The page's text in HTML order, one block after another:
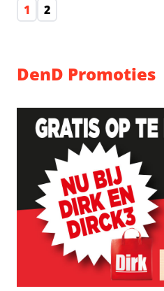
1
2
DenD Promoties